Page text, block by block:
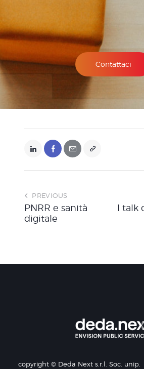
Contattaci
PREVIOUS
PNRR e sanità
digitale
I talk
copyright © Deda Next s.r.l. Soc. unip.